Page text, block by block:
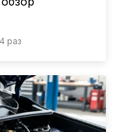
раз